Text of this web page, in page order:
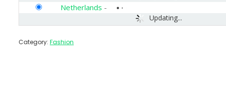
Updating...
Netherlands -
Category: Fashion